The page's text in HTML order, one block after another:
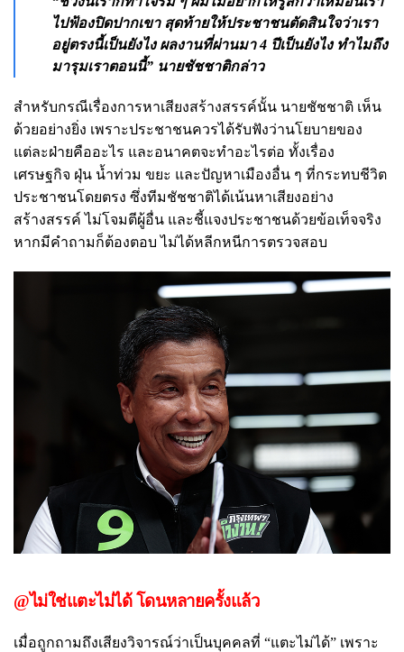
ไปฟ้องปิดปากเขา สุดท้ายให้ประชาชนตัดสินใจว่าเรา
อยู่ตรงนี้เป็นยังไง ผลงานที่ผ่านมา 4 ปีเป็นยังไง ทำไมถึง
มารุมเราตอนนี้” นายชัชชาติกล่าว
สำหรับกรณีเรื่องการหาเสียงสร้างสรรค์นั้น นายชัชชาติ เห็น
ด้วยอย่างยิ่ง เพราะประชาชนควรได้รับฟังว่านโยบายของ
แต่ละฝ่ายคืออะไร และอนาคตจะทำอะไรต่อ ทั้งเรื่อง
เศรษฐกิจ ฝุ่น น้ำท่วม ขยะ และปัญหาเมืองอื่น ๆ ที่กระทบชีวิต
ประชาชนโดยตรง ซึ่งทีมชัชชาติได้เน้นหาเสียงอย่าง
สร้างสรรค์ ไม่โจมตีผู้อื่น และชี้แจงประชาชนด้วยข้อเท็จจริง
หากมีคำถามก็ต้องตอบ ไม่ได้หลีกหนีการตรวจสอบ
@ไม่ใช่แตะไม่ได้ โดนหลายครั้งแล้ว
เมื่อถูกถามถึงเสียงวิจารณ์ว่าเป็นบุคคลที่ “แตะไม่ได้” เพราะ